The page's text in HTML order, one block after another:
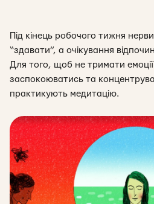
Під кінець робочого тижня
“здавати”, а очікування
Для того, щоб не тримати
заспокоюватись та
практикують медитацію.